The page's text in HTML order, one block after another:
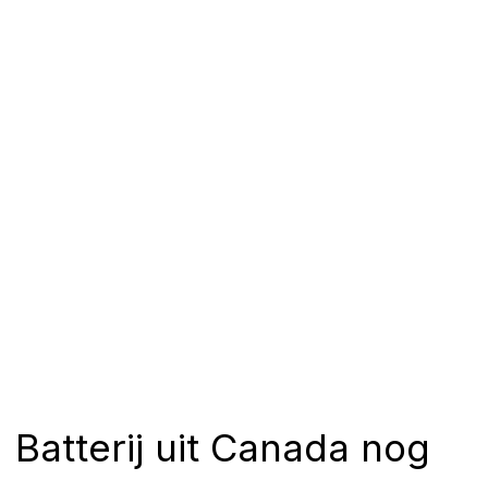
Batterij uit Canada nog